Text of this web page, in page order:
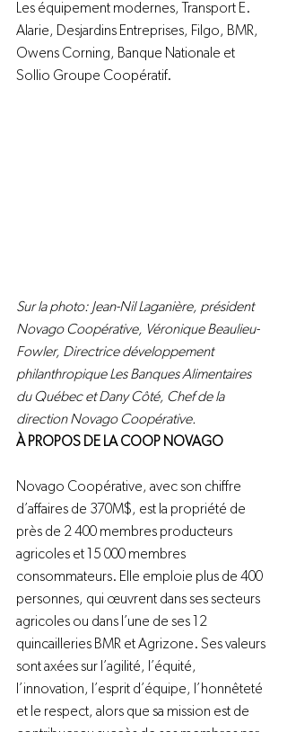
Les équipement modernes, Transport E.
Alarie, Desjardins Entreprises, Filgo, BMR,
Owens Corning, Banque Nationale et
Sollio Groupe Coopératif.
Sur la photo: Jean-Nil Laganière, président
Novago Coopérative, Véronique Beaulieu-
Fowler, Directrice développement
philanthropique Les Banques Alimentaires
du Québec et Dany Côté, Chef de la
direction Novago Coopérative.
À PROPOS DE LA COOP NOVAGO
Novago Coopérative, avec son chiffre
d’affaires de 370M$, est la propriété de
près de 2 400 membres producteurs
agricoles et 15 000 membres
consommateurs. Elle emploie plus de 400
personnes, qui œuvrent dans ses secteurs
agricoles ou dans l’une de ses 12
quincailleries BMR et Agrizone. Ses valeurs
sont axées sur l’agilité, l’équité,
l’innovation, l’esprit d’équipe, l’honnêteté
et le respect, alors que sa mission est de